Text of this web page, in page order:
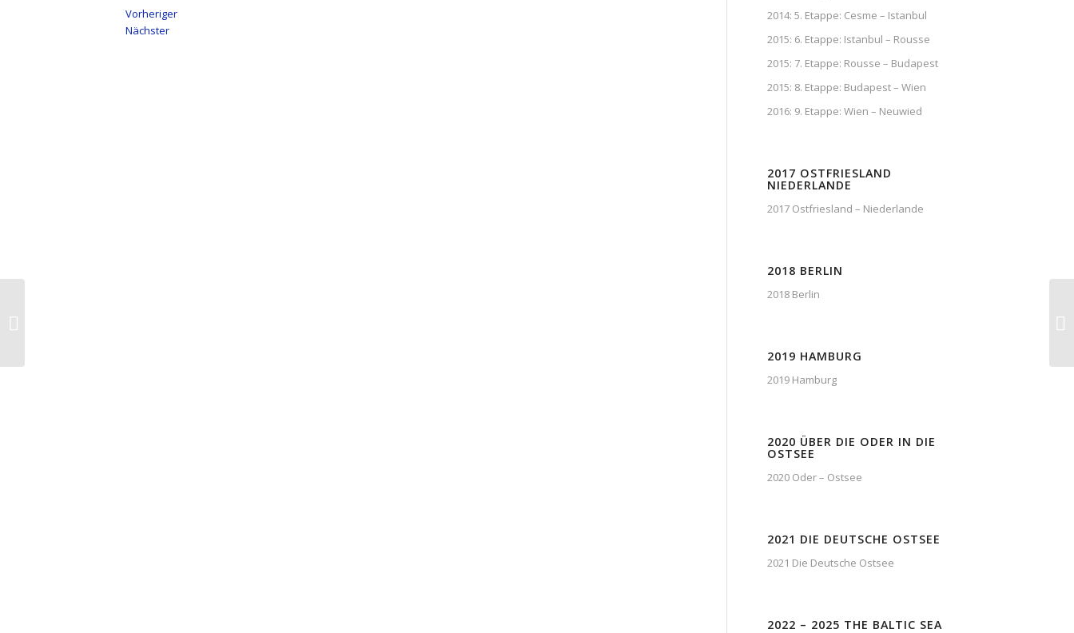
Vorheriger
Nächster
2014: 5. Etappe: Cesme – Istanbul
2015: 6. Etappe: Istanbul – Rousse
2015: 7. Etappe: Rousse – Budapest
2015: 8. Etappe: Budapest – Wien
2016: 9. Etappe: Wien – Neuwied
2017 OSTFRIESLAND
NIEDERLANDE
2017 Ostfriesland – Niederlande
2018 BERLIN
2018 Berlin
2019 HAMBURG
2019 Hamburg
2020 ÜBER DIE ODER IN DIE
OSTSEE
2020 Oder – Ostsee
2021 DIE DEUTSCHE OSTSEE
2021 Die Deutsche Ostsee
2022 – 2025 THE BALTIC SEA